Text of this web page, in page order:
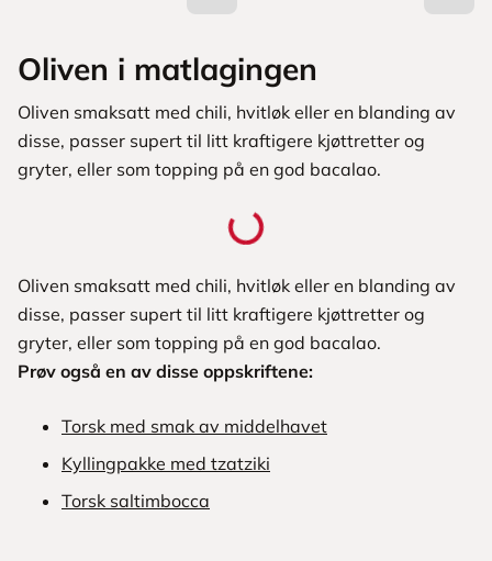
Oliven i matlagingen
Oliven smaksatt med chili, hvitløk eller en blanding av
disse, passer supert til litt kraftigere kjøttretter og
gryter, eller som topping på en god bacalao.
Oliven smaksatt med chili, hvitløk eller en blanding av
disse, passer supert til litt kraftigere kjøttretter og
gryter, eller som topping på en god bacalao.
Prøv også en av disse oppskriftene:
Torsk med smak av middelhavet
Kyllingpakke med tzatziki
Torsk saltimbocca